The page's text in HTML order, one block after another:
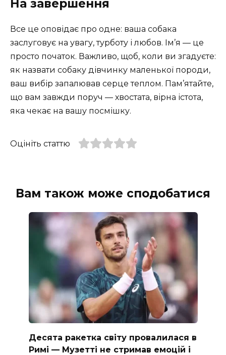
На завершення
Все це оповідає про одне: ваша собака
заслуговує на увагу, турботу і любов. Ім’я — це
просто початок. Важливо, щоб, коли ви згадуєте:
як назвати собаку дівчинку маленької породи,
ваш вибір запалював серце теплом. Пам’ятайте,
що вам завжди поруч — хвостата, вірна істота,
яка чекає на вашу посмішку.
Оцініть статтю
Вам також може сподобатися
Десята ракетка світу провалилася в
Римі — Музетті не стримав емоцій і